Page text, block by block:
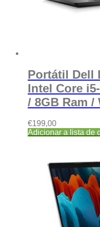
Portátil Dell
Intel Core
/ 8GB Ram /
€199,00
Adicionar a lista de